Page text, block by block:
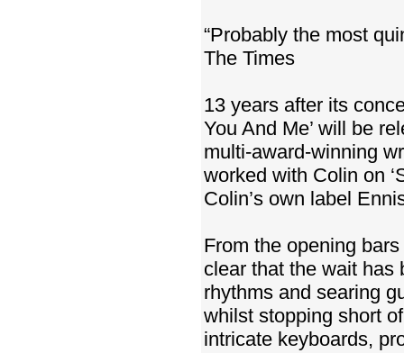
“Probably the most
The Times
13 years after its
You And Me’ will be
multi-award-winning
worked with Colin on
Colin’s own label
From the opening
clear that the wait has
rhythms and searing
whilst stopping short
intricate keyboards,